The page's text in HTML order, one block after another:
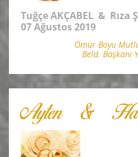
Tuğçe AKÇABEL & Rıza
07 Ağustos 2019
Ömür Boyu
Beld. Başkanı
Ayten &